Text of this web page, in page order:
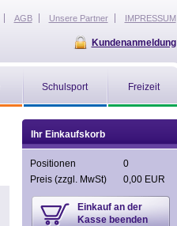
AGB Unsere Partner IMPRESSUM
Schulsport Freizeit
Kundenanmeldung
Ihr Einkaufskorb
Positionen
0
Preis (zzgl. MwSt) 0,00 EUR
Einkauf an der
Kasse beenden